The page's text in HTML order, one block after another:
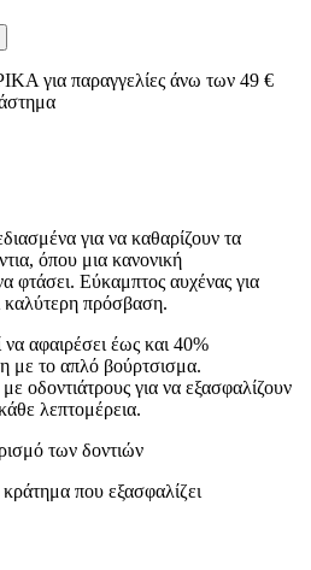
για παραγγελίες άνω των 49 €
για να καθαρίζουν τα
όπου μια κανονική
φτάσει. Εύκαμπτος αυχένας για
καλύτερη πρόσβαση.
αφαιρέσει έως και 40%
με το απλό βούρτσισμα.
οδοντιάτρους για να εξασφαλίζουν
λεπτομέρεια.
των δοντιών
που εξασφαλίζει